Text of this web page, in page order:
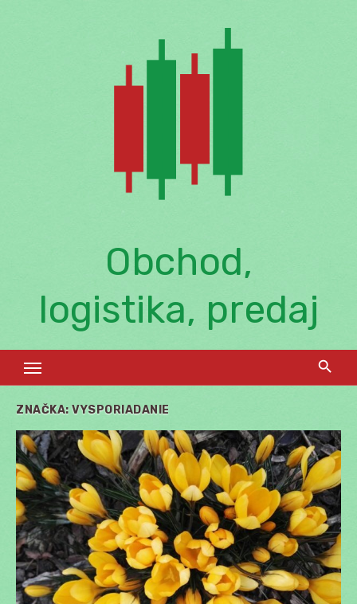
Obchod,
logistika, predaj
ZNAČKA: VYSPORIADANIE